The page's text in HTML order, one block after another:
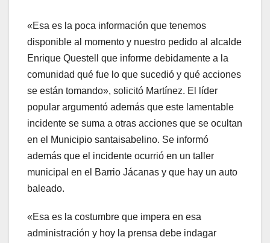
«Esa es la poca información que tenemos
disponible al momento y nuestro pedido al alcalde
Enrique Questell que informe debidamente a la
comunidad qué fue lo que sucedió y qué acciones
se están tomando», solicitó Martínez. El líder
popular argumentó además que este lamentable
incidente se suma a otras acciones que se ocultan
en el Municipio santaisabelino. Se informó
además que el incidente ocurrió en un taller
municipal en el Barrio Jácanas y que hay un auto
baleado.
«Esa es la costumbre que impera en esa
administración y hoy la prensa debe indagar